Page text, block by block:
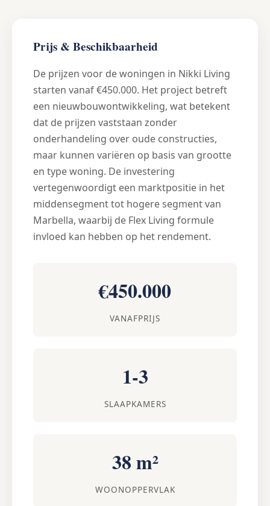
Prijs & Beschikbaarheid
De prijzen voor de woningen in Nikki Living
starten vanaf €450.000. Het project betreft
een nieuwbouwontwikkeling, wat betekent
dat de prijzen vaststaan zonder
onderhandeling over oude constructies,
maar kunnen variëren op basis van grootte
en type woning. De investering
vertegenwoordigt een marktpositie in het
middensegment tot hogere segment van
Marbella, waarbij de Flex Living formule
invloed kan hebben op het rendement.
€450.000
VANAFPRIJS
1-3
SLAAPKAMERS
38 m²
WOONOPPERVLAK